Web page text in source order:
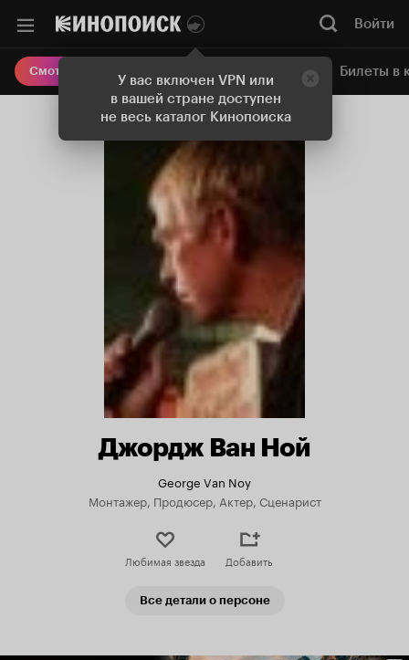
У вас включен VPN или
в вашей стране доступен
не весь каталог Кинопоиска
Войти
Смотреть кино Онлайн-кинотеатр Билеты в
Джордж Ван Ной
George Van Noy
Монтажер, Продюсер, Актер, Сценарист
Любимая звезда Добавить
Все детали о персоне